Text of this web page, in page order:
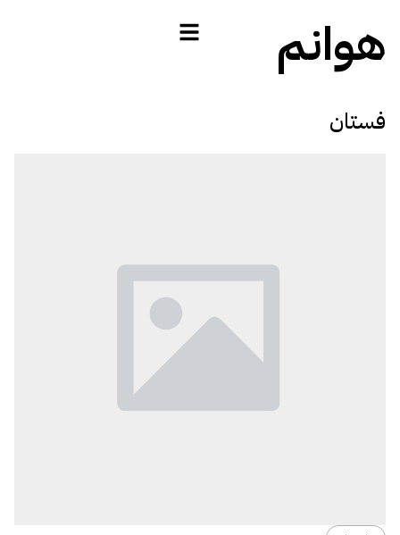
هوانم
فستان